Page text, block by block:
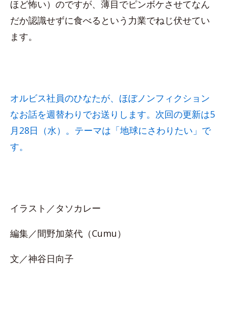
ほど怖い）のですが、薄目でピンボケさせてなん
だか認識せずに食べるという力業でねじ伏せてい
ます。
オルビス社員のひなたが、ほぼノンフィクション
なお話を週替わりでお送りします。次回の更新は5
月28日（水）。テーマは「地球にさわりたい」で
す。
イラスト／タソカレー
編集／間野加菜代（Cumu）
文／神谷日向子